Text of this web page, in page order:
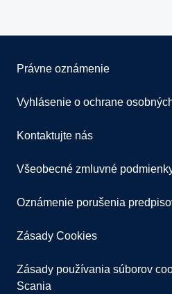
Právne oznámenie
Vyhlásenie o ochrane
Kontaktujte nás
Všeobecné zmluvné
Oznámenie porušenia
Zásady Cookies
Zásady používania súborov
Scania